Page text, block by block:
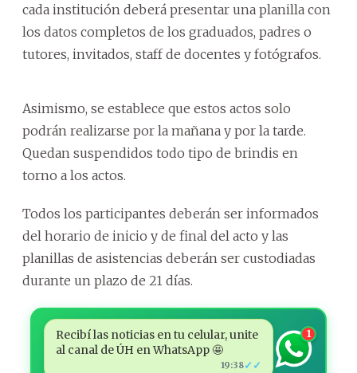
cada institución deberá presentar una planilla con
los datos completos de los graduados, padres o
tutores, invitados, staff de docentes y fotógrafos.
Asimismo, se establece que estos actos solo
podrán realizarse por la mañana y por la tarde.
Quedan suspendidos todo tipo de brindis en
torno a los actos.
Todos los participantes deberán ser informados
del horario de inicio y de final del acto y las
planillas de asistencias deberán ser custodiadas
durante un plazo de 21 días.
Recibí las noticias en tu celular, unite
al canal de ÚH en WhatsApp 🤩
19:38✓✓
1